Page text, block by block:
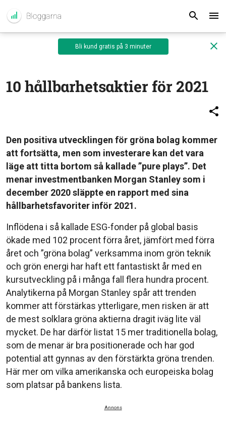
Bli kund gratis på 3 minuter
10 hållbarhetsaktier för 2021
Den positiva utvecklingen för gröna bolag kommer
att fortsätta, men som investerare kan det vara
läge att titta bortom så kallade ”pure plays”. Det
menar investmentbanken Morgan Stanley som i
december 2020 släppte en rapport med sina
hållbarhetsfavoriter inför 2021.
Inflödena i så kallade ESG-fonder på global basis
ökade med 102 procent förra året, jämfört med förra
året och ”gröna bolag” verksamma inom grön teknik
och grön energi har haft ett fantastiskt år med en
kursutveckling på i många fall flera hundra procent.
Analytikerna på Morgan Stanley spår att trenden
kommer att förstärkas ytterligare, men risken är att
de mest solklara gröna aktierna dragit iväg lite väl
mycket. De har därför listat 15 mer traditionella bolag,
som de menar är bra positionerade och har god
potential att gynnas av den förstärkta gröna trenden.
Här mer om vilka amerikanska och europeiska bolag
som platsar på bankens lista.
Annons